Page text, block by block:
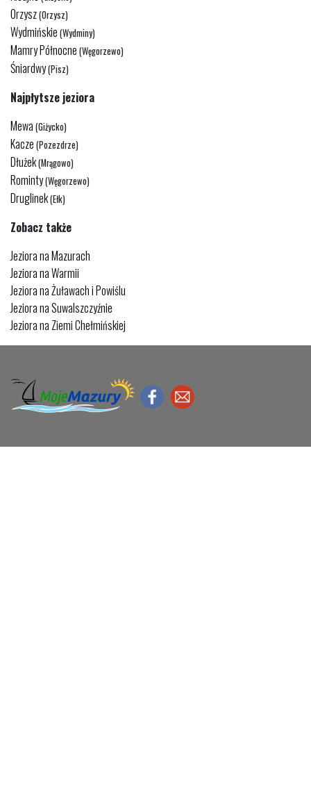
Orzysz(Orzysz)
Wydmińskie (Wydminy)
Mamry Północne (Węgorzewo)
Śniardwy(Pisz)
Najpłytsze jeziora
Mewa (Giżycko)
Kacze (Pozezdrze)
Dłużek(Mrągowo)
Rominty(Węgorzewo)
Druglinek(Ełk)
Zobacz także
Jeziora na Mazurach
Jeziora na Warmii
Jeziora na Żuławach i Powiślu
Jeziora na Suwalszczyźnie
Jeziora na Ziemi Chełmińskiej